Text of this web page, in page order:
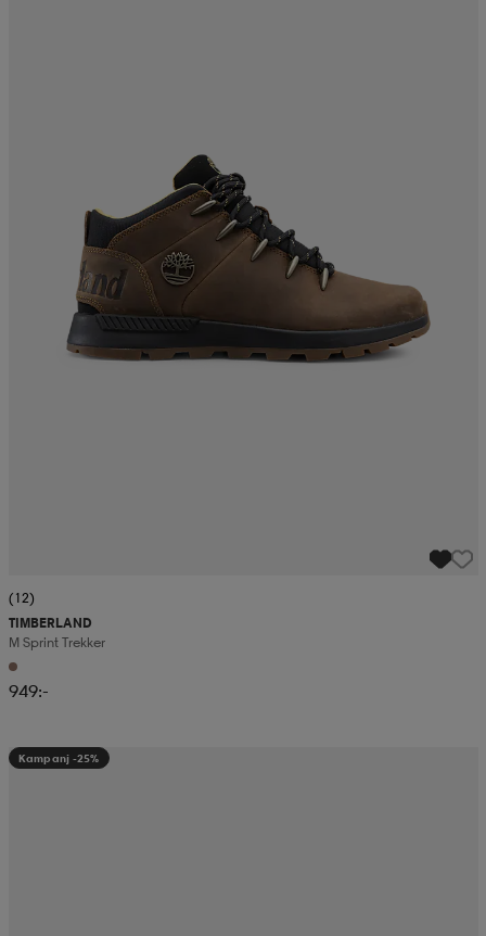
(12)
TIMBERLAND
M Sprint Trekker
949:-
Kampanj -25%